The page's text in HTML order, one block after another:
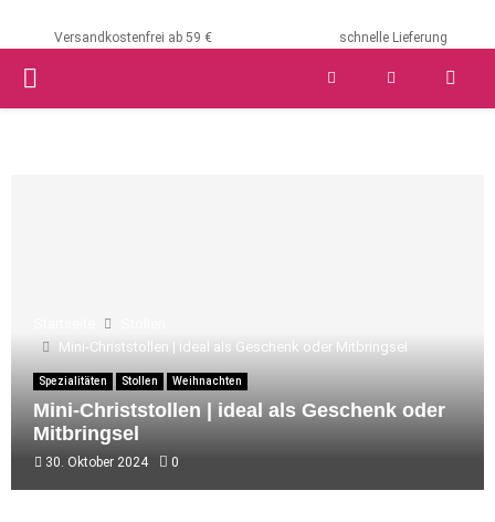
Versandkostenfrei ab 59 € schnelle Lieferung
PRIMARY
Mini-Christstollen | ideal als Geschenk oder Mitbringsel
Spezialitäten Stollen Weihnachten
Mini-Christstollen | ideal als Geschenk oder
Mitbringsel
30. Oktober 2024 0